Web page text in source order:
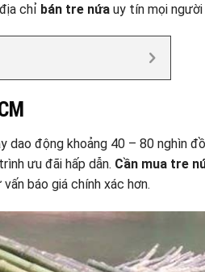
chỉ bán tre nứa uy tín mọi
dao động khoảng 40 – 80 nghìn
ưu đãi hấp dẫn. Cần mua tre
báo giá chính xác hơn.